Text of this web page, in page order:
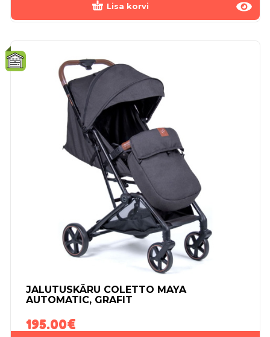
Lisa korvi
JALUTUSKÄRU COLETTO MAYA
AUTOMATIC, GRAFIT
195.00€